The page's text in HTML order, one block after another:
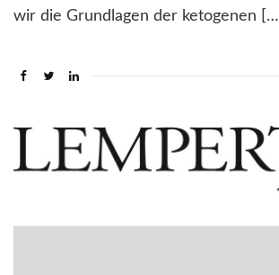
wir die Grundlagen der ketogenen […]